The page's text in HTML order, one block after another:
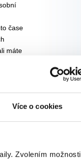
Více o cookies
Zvolením možnosti
čase
máte